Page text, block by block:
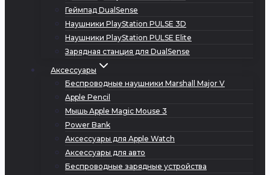
Геймпад DualSense
Наушники PlayStation PULSE 3D
Наушники PlayStation PULSE Elite
Зарядная станция для DualSense
Аксессуары
Беспроводные наушники Marshall Major V
Apple Pencil
Мышь Apple Magic Mouse 3
Power Bank
Аксессуары для Apple Watch
Аксессуары для авто
Беспроводные зарядные устройства